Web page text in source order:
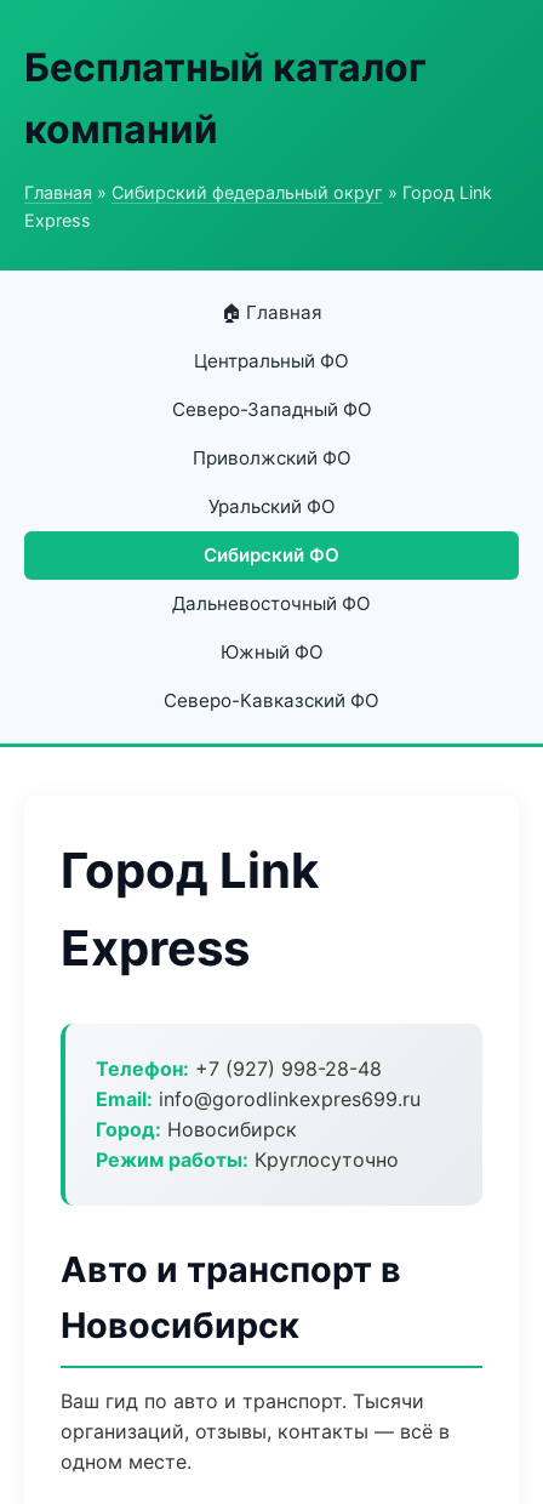
Бесплатный каталог
компаний
Главная » Сибирский федеральный округ » Город Link
Express
🏠 Главная
Центральный ФО
Северо-Западный ФО
Приволжский ФО
Уральский ФО
Сибирский ФО
Дальневосточный ФО
Южный ФО
Северо-Кавказский ФО
Город Link
Express
Телефон: +7 (927) 998-28-48
Email: info@gorodlinkexpres699.ru
Город: Новосибирск
Режим работы: Круглосуточно
Авто и транспорт в
Новосибирск
Ваш гид по авто и транспорт. Тысячи
организаций, отзывы, контакты — всё в
одном месте.